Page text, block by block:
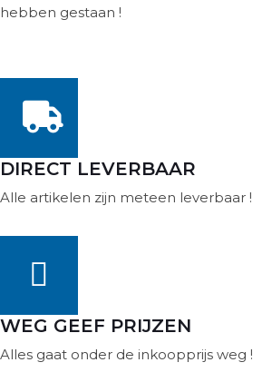
hebben gestaan !
DIRECT LEVERBAAR
Alle artikelen zijn meteen leverbaar !
WEG GEEF PRIJZEN
Alles gaat onder de inkoopprijs weg !